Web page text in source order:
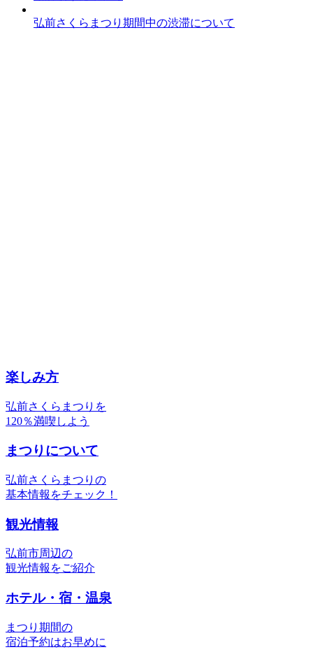
弘前さくらまつり期間中の渋滞について
楽しみ方
弘前さくらまつりを
120％満喫しよう
まつりについて
弘前さくらまつりの
基本情報をチェック！
観光情報
弘前市周辺の
観光情報をご紹介
ホテル・宿・温泉
まつり期間の
宿泊予約はお早めに